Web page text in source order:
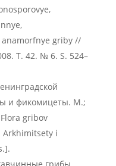
anamorfnye griby //
T. 42. № 6. S. 524–
и фикомицеты. М.;
Flora gribov
Arkhimitsety i